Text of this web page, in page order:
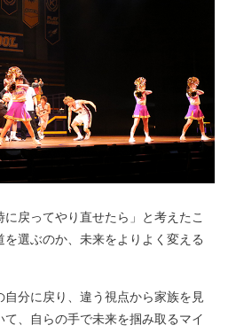
戻ってやり直せたら」と考えたこ
選ぶのか、未来をよりよく変える
分に戻り、違う視点から家族を見
、自らの手で未来を掴み取るマイ